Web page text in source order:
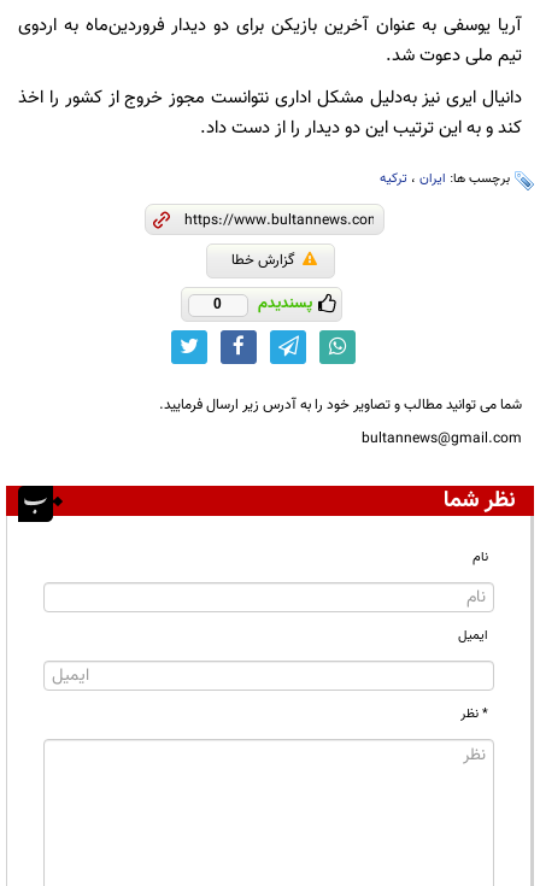
آریا یوسفی به عنوان آخرین بازیکن برای دو دیدار فروردین‌ماه به اردوی
تیم ملی دعوت شد.
دانیال ایری نیز به‌دلیل مشکل اداری نتوانست مجوز خروج از کشور را اخذ
کند و به این ترتیب این دو دیدار را از دست داد.
برچسب ها: ایران ، ترکیه
گزارش خطا
پسندیدم 0
شما می توانید مطالب و تصاویر خود را به آدرس زیر ارسال فرمایید.
bultannews@gmail.com
نظر شما
نام
ایمیل
* نظر